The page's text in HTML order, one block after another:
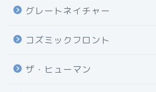
グレートネイチャー
コズミックフロント
ザ・ヒューマン